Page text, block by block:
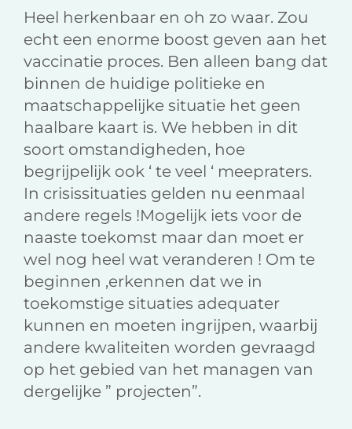
Heel herkenbaar en oh zo waar. Zou
echt een enorme boost geven aan het
vaccinatie proces. Ben alleen bang dat
binnen de huidige politieke en
maatschappelijke situatie het geen
haalbare kaart is. We hebben in dit
soort omstandigheden, hoe
begrijpelijk ook ‘ te veel ‘ meepraters.
In crisissituaties gelden nu eenmaal
andere regels !Mogelijk iets voor de
naaste toekomst maar dan moet er
wel nog heel wat veranderen ! Om te
beginnen ,erkennen dat we in
toekomstige situaties adequater
kunnen en moeten ingrijpen, waarbij
andere kwaliteiten worden gevraagd
op het gebied van het managen van
dergelijke ” projecten”.